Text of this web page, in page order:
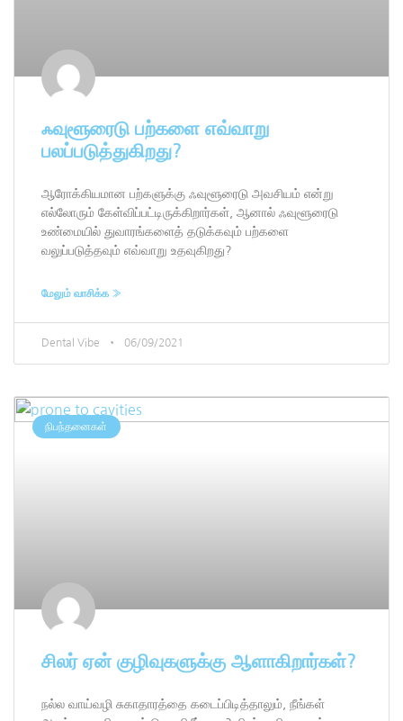
ஃவுளூரைடு பற்களை எவ்வாறு
பலப்படுத்துகிறது?
ஆரோக்கியமான பற்களுக்கு ஃவுளூரைடு அவசியம் என்று
எல்லோரும் கேள்விப்பட்டிருக்கிறார்கள், ஆனால் ஃவுளூரைடு
உண்மையில் துவாரங்களைத் தடுக்கவும் பற்களை
வலுப்படுத்தவும் எவ்வாறு உதவுகிறது?
மேலும் வாசிக்க »
Dental Vibe 06/09/2021
நிபந்தனைகள்
சிலர் ஏன் குழிவுகளுக்கு ஆளாகிறார்கள்?
நல்ல வாய்வழி சுகாதாரத்தை கடைப்பிடித்தாலும், நீங்கள்